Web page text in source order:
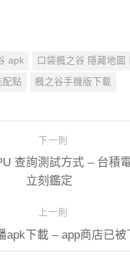
apk 口袋楓之谷 隱藏地圖
配點 楓之谷手機版下載
下一則
查詢測試方式 – 台積
立刻鑑定
上一則
apk下載 – app商店已被